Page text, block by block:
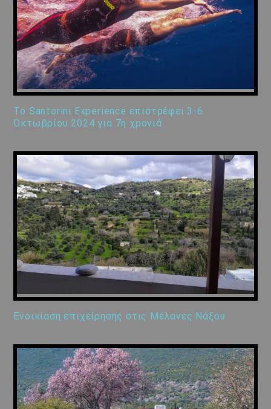
Το Santorini Experience επιστρέφει 3-6
Οκτωβρίου 2024 για 7η χρονιά
Ενοικίαση επιχείρησης στις Μέλανες Νάξου